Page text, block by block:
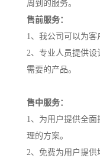
周到的服务。
售前服务：
1、我公司可以为客
2、专业人员提供
需要的产品。
售中服务：
1、为用户提供全
理的方案。
2、免费为用户提